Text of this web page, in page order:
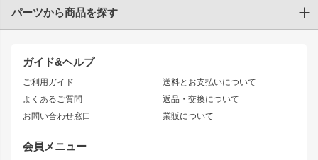
ガイド&ヘルプ
ご利用ガイド
よくあるご質問
お問い合わせ窓口
送料とお支払いについて
返品・交換について
業販について
会員メニュー
トヨタ
JZX90 CHASER
JZX110 MARK II
JZX100 MARK II
JZX90 MARK II
トレノ
アリスト
ソアラ
アルテッツァ
パーツから商品を探す
エアロシリーズ
ドリフトライン
風神
雷神
レーシングライン
アタックライン
ストリームライン